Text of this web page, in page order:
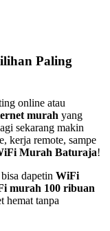
Paling
online atau
murah yang
sekarang makin
kerja remote, sampe
Murah Baturaja!
dapetin WiFi
murah 100 ribuan
hemat tanpa